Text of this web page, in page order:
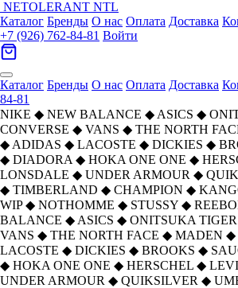
NETOLERANT NTL
Каталог Бренды О нас Оплата Доставка
+7 (926) 762-84-81 Войти
Каталог Бренды О нас Оплата Доставка
84-81
NIKE ◆ NEW BALANCE ◆ ASICS ◆
CONVERSE ◆ VANS ◆ THE NORTH
◆ ADIDAS ◆ LACOSTE ◆ DICKIES ◆
◆ DIADORA ◆ HOKA ONE ONE ◆
LONSDALE ◆ UNDER ARMOUR ◆
◆ TIMBERLAND ◆ CHAMPION ◆
WIP ◆ NOTHOMME ◆ STUSSY ◆
BALANCE ◆ ASICS ◆ ONITSUKA TIGER
VANS ◆ THE NORTH FACE ◆ MADEN ◆
LACOSTE ◆ DICKIES ◆ BROOKS ◆
◆ HOKA ONE ONE ◆ HERSCHEL ◆
UNDER ARMOUR ◆ QUIKSILVER ◆